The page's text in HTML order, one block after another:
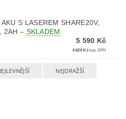
S LASEREM SHARE20V,
2AH – SKLADEM
5 590 Kč
4 620 Kč bez DPH
NEJDRAŽŠÍ